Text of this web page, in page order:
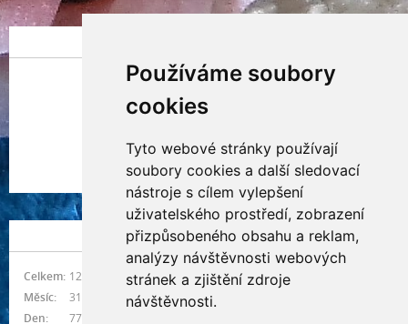
Používáme soubory
cookies
Tyto webové stránky používají
soubory cookies a další sledovací
nástroje s cílem vylepšení
uživatelského prostředí, zobrazení
přizpůsobeného obsahu a reklam,
analýzy návštěvnosti webových
stránek a zjištění zdroje
návštěvnosti.
Indianna Ryve
Nostra, CZ
NÁVŠTĚVNOST
Celkem: 1216782
Měsíc:
31171
Den:
778